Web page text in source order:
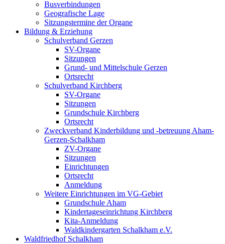
Busverbindungen
Geografische Lage
Sitzungstermine der Organe
Bildung & Erziehung
Schulverband Gerzen
SV-Organe
Sitzungen
Grund- und Mittelschule Gerzen
Ortsrecht
Schulverband Kirchberg
SV-Organe
Sitzungen
Grundschule Kirchberg
Ortsrecht
Zweckverband Kinderbildung und -betreuung Aham-
Gerzen-Schalkham
ZV-Organe
Sitzungen
Einrichtungen
Ortsrecht
Anmeldung
Weitere Einrichtungen im VG-Gebiet
Grundschule Aham
Kindertageseinrichtung Kirchberg
Kita-Anmeldung
Waldkindergarten Schalkham e.V.
Waldfriedhof Schalkham